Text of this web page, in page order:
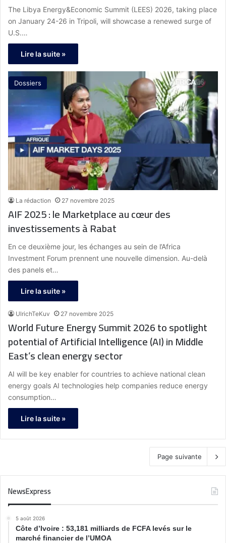
Libya’s Energy Future
The Libya Energy&Economic Summit (LEES) 2026, taking place
on January 24-26 in Tripoli, will showcase a renewed surge of
U.S.…
Lire la suite »
Dossiers
La rédaction 27 novembre 2025
AIF 2025 : le Marketplace au cœur des
investissements à Rabat
En ce deuxième jour, les échanges au sein de l’Africa
Investment Forum prennent une nouvelle dimension. Au-delà
des panels et…
Lire la suite »
UlrichTeKuv 27 novembre 2025
World Future Energy Summit 2026 to spotlight
potential of Artificial Intelligence (AI) in Middle
East’s clean energy sector
AI will be key enabler for countries to achieve national clean
energy goals AI technologies help companies reduce energy
consumption…
Lire la suite »
Page suivante
NewsExpress
5 août 2026
Côte d’Ivoire : 53,181 milliards de FCFA levés sur le
marché financier de l’UMOA